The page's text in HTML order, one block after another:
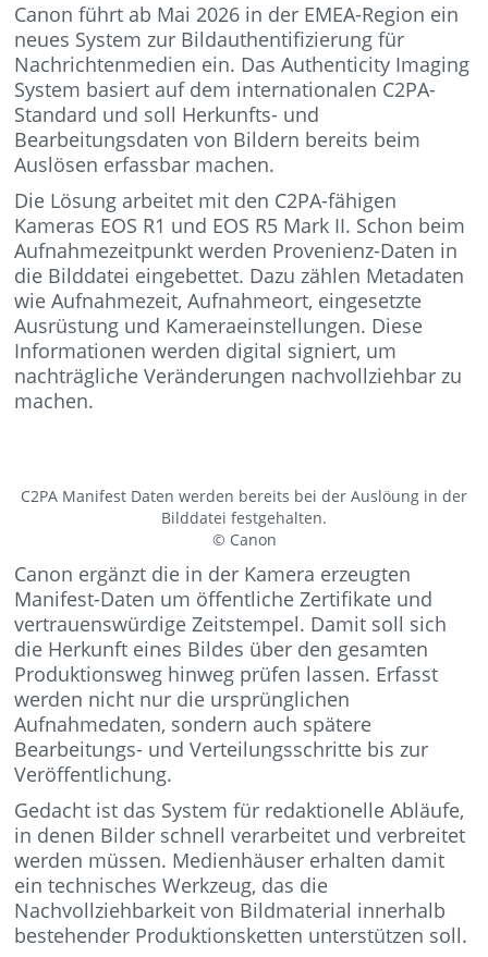
Canon führt ab Mai 2026 in der EMEA-Region ein
neues System zur Bildauthentifizierung für
Nachrichtenmedien ein. Das Authenticity Imaging
System basiert auf dem internationalen C2PA-
Standard und soll Herkunfts- und
Bearbeitungsdaten von Bildern bereits beim
Auslösen erfassbar machen.
Die Lösung arbeitet mit den C2PA-fähigen
Kameras EOS R1 und EOS R5 Mark II. Schon beim
Aufnahmezeitpunkt werden Provenienz-Daten in
die Bilddatei eingebettet. Dazu zählen Metadaten
wie Aufnahmezeit, Aufnahmeort, eingesetzte
Ausrüstung und Kameraeinstellungen. Diese
Informationen werden digital signiert, um
nachträgliche Veränderungen nachvollziehbar zu
machen.
C2PA Manifest Daten werden bereits bei der Auslöung in der
Bilddatei festgehalten.
© Canon
Canon ergänzt die in der Kamera erzeugten
Manifest-Daten um öffentliche Zertifikate und
vertrauenswürdige Zeitstempel. Damit soll sich
die Herkunft eines Bildes über den gesamten
Produktionsweg hinweg prüfen lassen. Erfasst
werden nicht nur die ursprünglichen
Aufnahmedaten, sondern auch spätere
Bearbeitungs- und Verteilungsschritte bis zur
Veröffentlichung.
Gedacht ist das System für redaktionelle Abläufe,
in denen Bilder schnell verarbeitet und verbreitet
werden müssen. Medienhäuser erhalten damit
ein technisches Werkzeug, das die
Nachvollziehbarkeit von Bildmaterial innerhalb
bestehender Produktionsketten unterstützen soll.